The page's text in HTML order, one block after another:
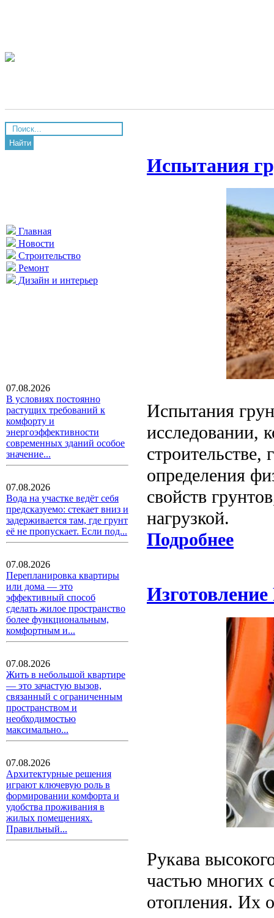
Найти
Главная
Новости
Строительство
Ремонт
Дизайн и интерьер
07.08.2026
В условиях постоянно
растущих требований к
комфорту и
энергоэффективности
современных зданий особое
значение...
07.08.2026
Вода на участке ведёт себя
предсказуемо: стекает вниз и
задерживается там, где грунт
её не пропускает. Если под...
07.08.2026
Перепланировка квартиры
или дома — это
эффективный способ
сделать жилое пространство
более функциональным,
комфортным и...
07.08.2026
Жить в небольшой квартире
— это зачастую вызов,
связанный с ограниченным
пространством и
необходимостью
максимально...
07.08.2026
Архитектурные решения
играют ключевую роль в
формировании комфорта и
удобства проживания в
жилых помещениях.
Правильный...
Испытания
Испытания
исследовании,
определения
свойств
нагрузкой.
Подробнее
Рукава
частью многих
отопления. Их